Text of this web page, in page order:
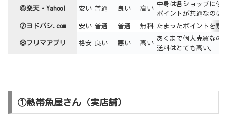
⑥楽天・Yahoo! 安い 普通 良い 高い
中身は各ショップに依
ポイントが共通なのは
⑦ヨドバシ.com
安い 普通 普通 無料 たまったポイントを家
⑧フリマアプリ 格安 良い 悪い 高い
あくまで個人売買なの
送料はとても高い。
①熱帯魚屋さん（実店舗）